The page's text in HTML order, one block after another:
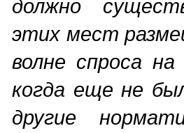
должно
этих мест
волне спроса
когда еще не
другие